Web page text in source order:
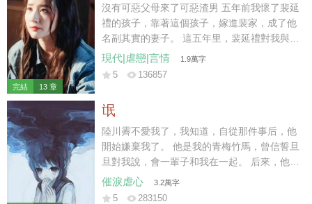
完結 13 章
沒有可惡父母來了可惡渣男 五年前我懷了裴延
禮的孩子，靠著這個孩子，嫁進裴家，成了他
名副其實的妻子。 這五年里，裴延禮對我與孩
子不聞不問，冷淡至極。 三天前，我與他的孩
子意外遭遇車禍而亡，他與白月光遠赴西利，
現代|虐戀|言情 1.9萬字
5 136857
氓
陸川霽不愛我了，我知道，自從那件事后，他
開始嫌棄我了。 他是我的青梅竹馬，曾信誓旦
旦對我說，會一輩子和我在一起。 后來，他遇
見另一個干凈明媚的女孩子。 「薇薇，我一直
拿你當妹妹看的。」
催淚虐心 3.2萬字
5 283150